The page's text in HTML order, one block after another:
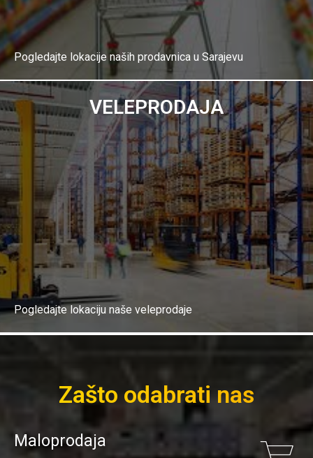
Pogledajte lokacije naših prodavnica u Sarajevu
Opširnije
VELEPRODAJA
Pogledajte lokaciju naše veleprodaje
Zašto odabrati nas
Maloprodaja